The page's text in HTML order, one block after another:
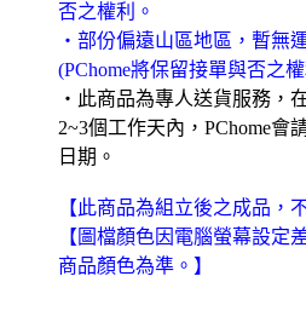
否之權利。
‧部份偏遠山區地區，暫無
(PChome將保留接單與否之
‧此商品為專人送貨服務，
2~3個工作天內，PChome會
日期。
【此商品為組立後之成品，
【圖檔顏色因電腦螢幕設定
商品顏色為準。】